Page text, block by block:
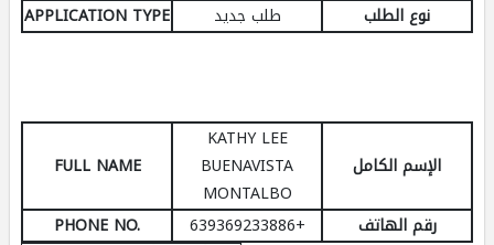
نوع الطلب
طلب جديد APPLICATION TYPE
الإسم الكامل
KATHY LEE
BUENAVISTA
MONTALBO
FULL NAME
رقم الهاتف
+639369233886
PHONE NO.